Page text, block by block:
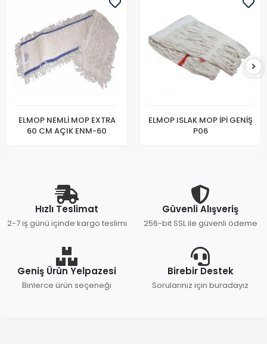
ELMOP NEMLİ MOP EXTRA
60 CM AÇIK ENM-60
ELMOP ISLAK MOP İPİ GENİŞ
P06
Hızlı Teslimat
2-7 iş günü içinde kargo teslimi
Güvenli Alışveriş
256-bit SSL ile güvenli ödeme
Geniş Ürün Yelpazesi
Binlerce ürün seçeneği
Birebir Destek
Sorularınız için buradayız